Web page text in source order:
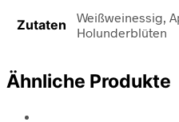
Zutaten
Weißweinessig,
Holunderblüten
Ähnliche Produkte